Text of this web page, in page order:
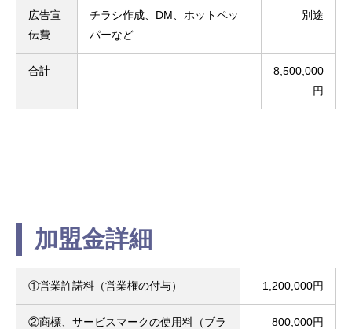
広告宣
伝費
チラシ作成、DM、ホットペッ
パーなど
別途
合計
8,500,000
円
加盟金詳細
①営業許諾料（営業権の付与） 1,200,000円
②商標、サービスマークの使用料（ブラ
800,000円